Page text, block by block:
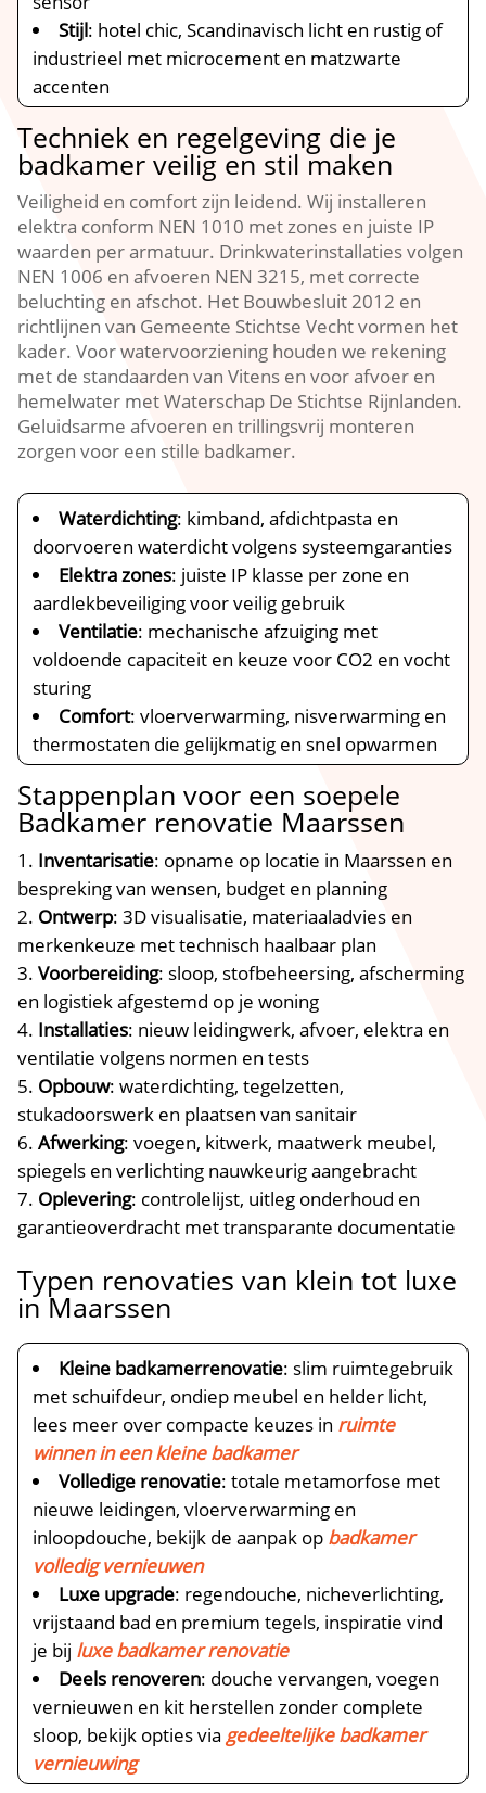
Stijl: hotel chic, Scandinavisch licht en rustig of
industrieel met microcement en matzwarte
accenten
Techniek en regelgeving die je
badkamer veilig en stil maken
Veiligheid en comfort zijn leidend.​ Wij installeren
elektra conform NEN 1010 met zones en juiste IP
waarden per armatuur.​ Drinkwaterinstallaties volgen
NEN 1006 en afvoeren NEN 3215, met correcte
beluchting en afschot.​ Het Bouwbesluit 2012 en
richtlijnen van Gemeente Stichtse Vecht vormen het
kader.​ Voor watervoorziening houden we rekening
met de standaarden van Vitens en voor afvoer en
hemelwater met Waterschap De Stichtse Rijnlanden.​
Geluidsarme afvoeren en trillingsvrij monteren
zorgen voor een stille badkamer.​
Waterdichting: kimband, afdichtpasta en
doorvoeren waterdicht volgens systeemgaranties
Elektra zones: juiste IP klasse per zone en
aardlekbeveiliging voor veilig gebruik
Ventilatie: mechanische afzuiging met
voldoende capaciteit en keuze voor CO2 en vocht
sturing
Comfort: vloerverwarming, nisverwarming en
thermostaten die gelijkmatig en snel opwarmen
Stappenplan voor een soepele
Badkamer renovatie Maarssen
Inventarisatie: opname op locatie in Maarssen en
bespreking van wensen, budget en planning
Ontwerp: 3D visualisatie, materiaaladvies en
merkenkeuze met technisch haalbaar plan
Voorbereiding: sloop, stofbeheersing, afscherming
en logistiek afgestemd op je woning
Installaties: nieuw leidingwerk, afvoer, elektra en
ventilatie volgens normen en tests
Opbouw: waterdichting, tegelzetten,
stukadoorswerk en plaatsen van sanitair
Afwerking: voegen, kitwerk, maatwerk meubel,
spiegels en verlichting nauwkeurig aangebracht
Oplevering: controlelijst, uitleg onderhoud en
garantieoverdracht met transparante documentatie
Typen renovaties van klein tot luxe
in Maarssen
Kleine badkamerrenovatie: slim ruimtegebruik
met schuifdeur, ondiep meubel en helder licht,
lees meer over compacte keuzes in ruimte
winnen in een kleine badkamer
Volledige renovatie: totale metamorfose met
nieuwe leidingen, vloerverwarming en
inloopdouche, bekijk de aanpak op badkamer
volledig vernieuwen
Luxe upgrade: regendouche, nicheverlichting,
vrijstaand bad en premium tegels, inspiratie vind
je bij luxe badkamer renovatie
Deels renoveren: douche vervangen, voegen
vernieuwen en kit herstellen zonder complete
sloop, bekijk opties via gedeeltelijke badkamer
vernieuwing